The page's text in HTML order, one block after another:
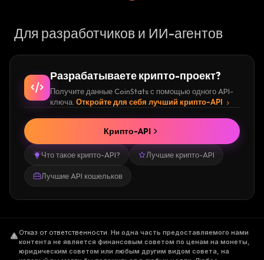
Для разработчиков и ИИ-агентов
Разрабатываете крипто-проект?
Получите данные CoinStats с помощью одного API-
ключа. Откройте для себя лучший крипто-API
Что такое крипто-API? Лучшие крипто-API
Лучшие API кошельков
Крипто-API
Отказ от ответственности. Ни одна часть предоставляемого нами
контента не является финансовым советом по ценам на монеты,
юридическим советом или любым другим видом совета, на